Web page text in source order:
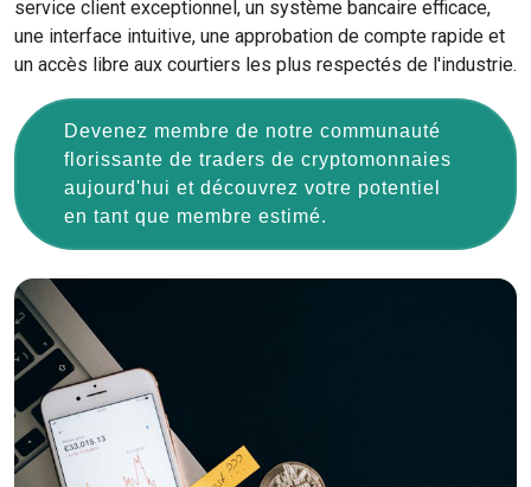
service client exceptionnel, un système bancaire efficace,
une interface intuitive, une approbation de compte rapide et
un accès libre aux courtiers les plus respectés de l'industrie.
Devenez membre de notre communauté
florissante de traders de cryptomonnaies
aujourd'hui et découvrez votre potentiel
en tant que membre estimé.